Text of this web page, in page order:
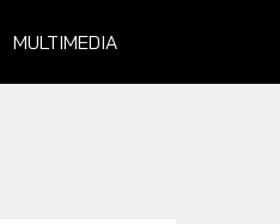
MULTIMEDIA